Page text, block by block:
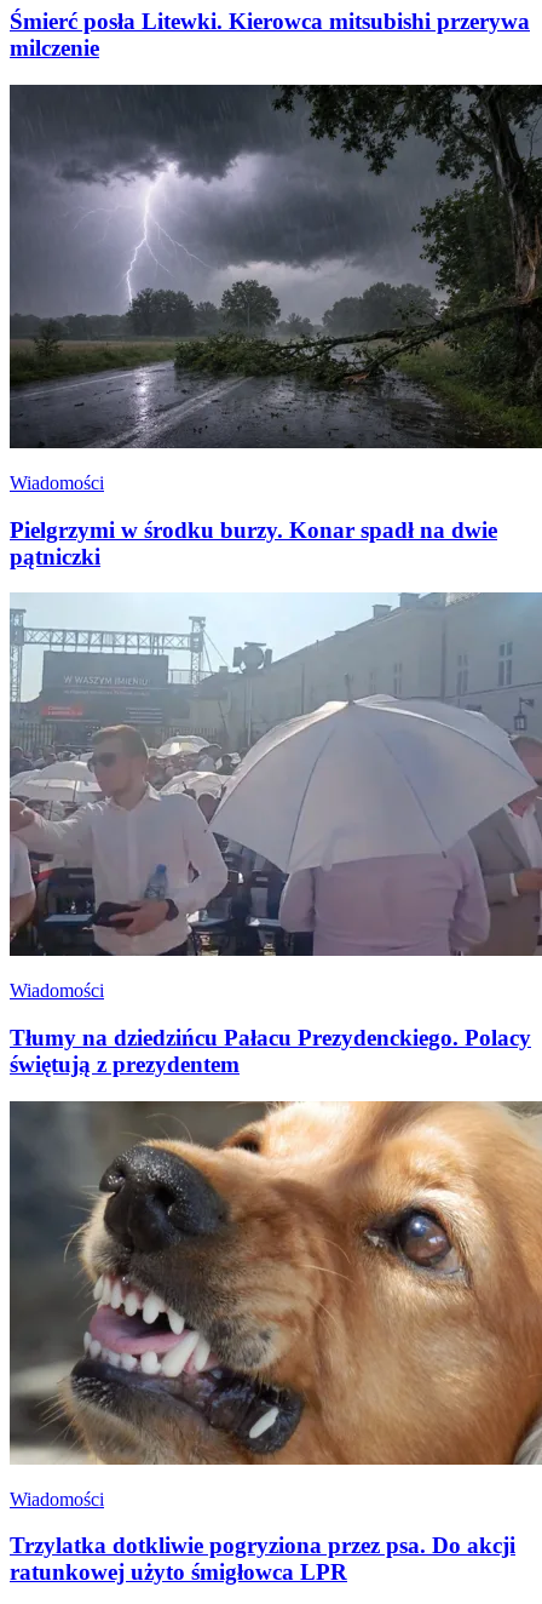
Śmierć posła Litewki. Kierowca mitsubishi przerywa
milczenie
Wiadomości
Pielgrzymi w środku burzy. Konar spadł na dwie
pątniczki
Wiadomości
Tłumy na dziedzińcu Pałacu Prezydenckiego. Polacy
świętują z prezydentem
Wiadomości
Trzylatka dotkliwie pogryziona przez psa. Do akcji
ratunkowej użyto śmigłowca LPR